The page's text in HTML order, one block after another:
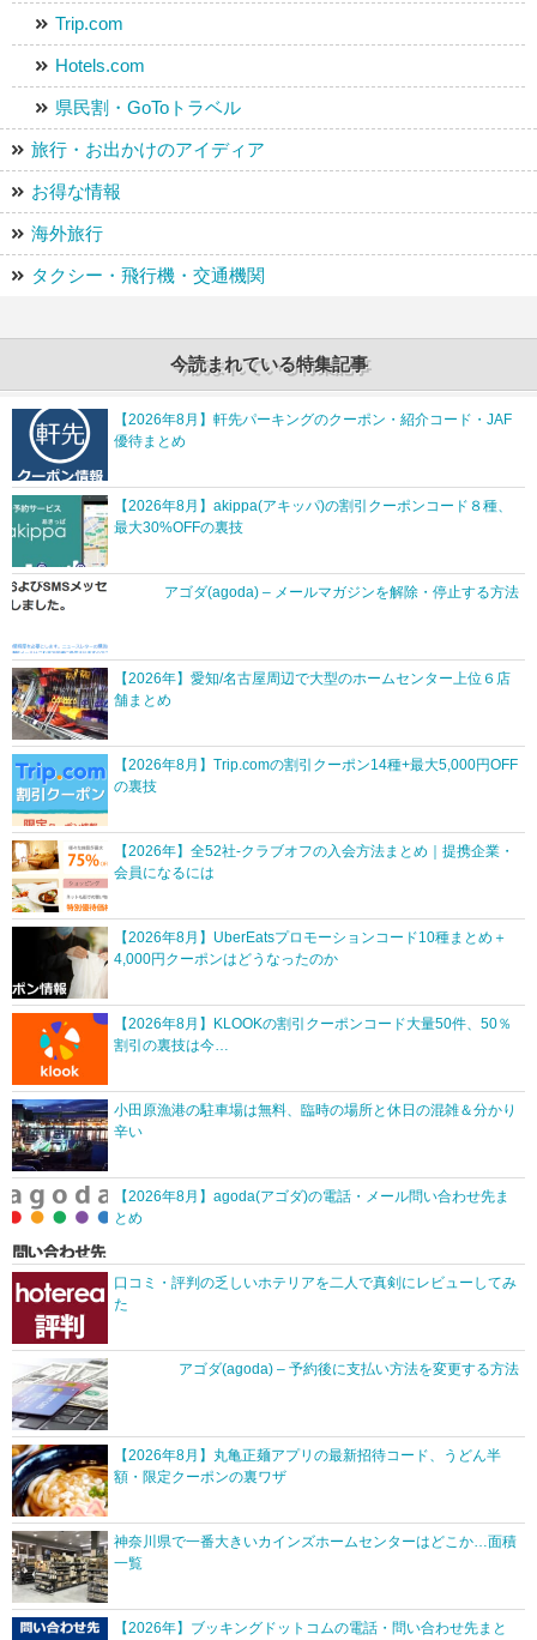
Trip.com
Hotels.com
県民割・GoToトラベル
旅行・お出かけのアイディア
お得な情報
海外旅行
タクシー・飛行機・交通機関
今読まれている特集記事
【2026年8月】軒先パーキングのクーポン・紹介コード・JAF
優待まとめ
【2026年8月】akippa(アキッパ)の割引クーポンコード８種、
最大30%OFFの裏技
アゴダ(agoda) – メールマガジンを解除・停止する方法
【2026年】愛知/名古屋周辺で大型のホームセンター上位６店
舗まとめ
【2026年8月】Trip.comの割引クーポン14種+最大5,000円OFF
の裏技
【2026年】全52社-クラブオフの入会方法まとめ｜提携企業・
会員になるには
【2026年8月】UberEatsプロモーションコード10種まとめ＋
4,000円クーポンはどうなったのか
【2026年8月】KLOOKの割引クーポンコード大量50件、50％
割引の裏技は今…
小田原漁港の駐車場は無料、臨時の場所と休日の混雑＆分かり
辛い
【2026年8月】agoda(アゴダ)の電話・メール問い合わせ先ま
とめ
口コミ・評判の乏しいホテリアを二人で真剣にレビューしてみ
た
アゴダ(agoda) – 予約後に支払い方法を変更する方法
【2026年8月】丸亀正麺アプリの最新招待コード、うどん半
額・限定クーポンの裏ワザ
神奈川県で一番大きいカインズホームセンターはどこか…面積
一覧
【2026年】ブッキングドットコムの電話・問い合わせ先まと